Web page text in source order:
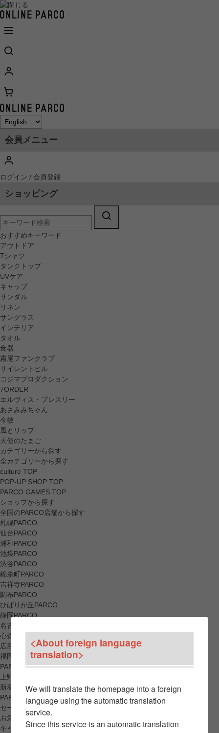
会員メニュー
ログイン / 会員登録
ショッピング
おすすめキーワード
アウトドア
Tシャツ
タンクトップ
UVケア
キャップ
サンダル
リネン
サングラス
インテリア
タオル
食器
霧尾ファンクラブ
サイレントヒル
コジマプロダクション
7ORDER
エルヴィス・プレスリー
あさみみちゃん
今敏
風とリップ
天使のたまご
カテゴリーから探す
全カテゴリーから探す
culture TOP
POP-UP SHOP TOP
PARCO GAMES TOP
ショップから探す
全国のPARCO店舗から探す
札幌PARCO
仙台PARCO
浦和PARCO
池袋PARCO
渋谷PARCO
錦糸町PARCO
吉祥寺PARCO
調布PARCO
ひばりが丘PARCO
静岡PARCO
名古屋PARCO
心斎橋PARCO
広島PARCO
福岡PARCO
PARCO_ya
上野
新着アイテムから探す
PARCO限定アイテムから探す
セールアイテムから探す
お気に入りから探す
キャンペーン/クーポン対象から探す
<About foreign language
translation>
We will translate the homepage into a foreign
language using the automatic translation
service.
Since this service is an automatic translation